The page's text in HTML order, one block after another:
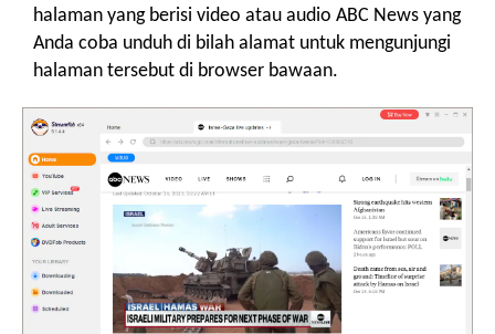
halaman yang berisi video atau audio ABC News yang
Anda coba unduh di bilah alamat untuk mengunjungi
halaman tersebut di browser bawaan.